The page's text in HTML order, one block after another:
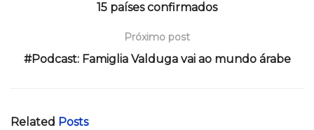
15 países confirmados
Próximo post
#Podcast: Famiglia Valduga vai ao mundo árabe
Related Posts